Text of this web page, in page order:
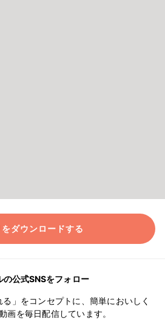
ダウンロードする
の公式SNSをフォロー
る」をコンセプトに、簡単においしく
画を毎日配信しています。